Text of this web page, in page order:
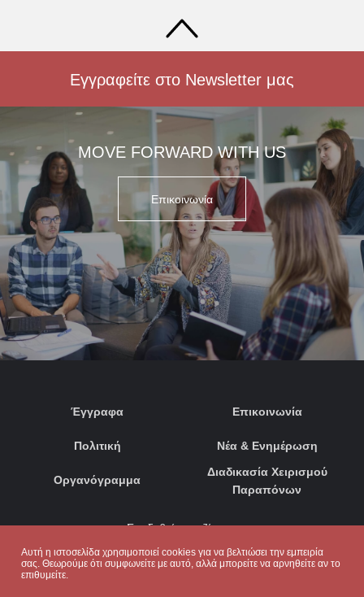
Αυτή η ιστοσελίδα χρησιμοποιεί cookies για να βελτιώσει την εμπειρία
σας. Θεωρούμε ότι συμφωνείτε με αυτό, αλλά μπορείτε να αρνηθείτε αν το
επιθυμείτε.
Εγγραφείτε στο Newsletter μας
MOVE FORWARD WITH US
Επικοινωνία
Έγγραφα
Πολιτική
Οργανόγραμμα
Επικοινωνία
Νέα & Ενημέρωση
Διαδικασία Χειρισμού
Παραπόνων
Συνδεθείτε μαζί μας: